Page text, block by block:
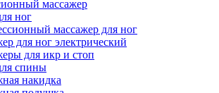
массажер
ног
массажер для ног
для ног электрический
для икр и стоп
спины
накидка